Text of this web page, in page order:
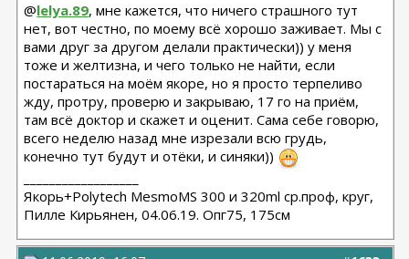
@lelya.89, мне кажется, что ничего страшного тут
нет, вот честно, по моему всё хорошо заживает. Мы с
вами друг за другом делали практически)) у меня
тоже и желтизна, и чего только не найти, если
постараться на моём якоре, но я просто терпеливо
жду, протру, проверю и закрываю, 17 го на приём,
там всё доктор и скажет и оценит. Сама себе говорю,
всего неделю назад мне изрезали всю грудь,
конечно тут будут и отёки, и синяки))
Якорь+Polytech MesmoMS 300 и 320ml ср.проф, круг,
Пилле Кирьянен, 04.06.19. Опг75, 175см